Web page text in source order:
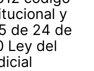
y
de 24 de
Ley del